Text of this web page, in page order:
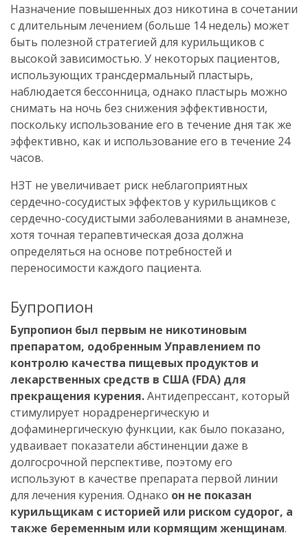
Назначение повышенных доз никотина в сочетании
с длительным лечением (больше 14 недель) может
быть полезной стратегией для курильщиков с
высокой зависимостью. У некоторых пациентов,
использующих трансдермальный пластырь,
наблюдается бессонница, однако пластырь можно
снимать на ночь без снижения эффективности,
поскольку использование его в течение дня так же
эффективно, как и использование его в течение 24
часов.
НЗТ не увеличивает риск неблагоприятных
сердечно-сосудистых эффектов у курильщиков с
сердечно-сосудистыми заболеваниями в анамнезе,
хотя точная терапевтическая доза должна
определяться на основе потребностей и
переносимости каждого пациента.
Бупропион
Бупропион был первым не никотиновым
препаратом, одобренным Управлением по
контролю качества пищевых продуктов и
лекарственных средств в США (FDA) для
прекращения курения.Антидепрессант, который
стимулирует норадренергическую и
дофаминергическую функции, как было показано,
удваивает показатели абстиненции даже в
долгосрочной перспективе, поэтому его
используют в качестве препарата первой линии
для лечения курения. Однако он не показан
курильщикам с историей или риском судорог, а
также беременным или кормящим женщинам.